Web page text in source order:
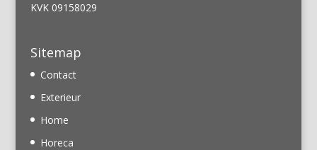
KVK 09158029
Sitemap
Contact
Exterieur
Home
Horeca